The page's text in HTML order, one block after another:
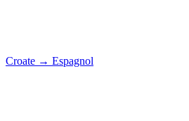
Croate → Espagnol